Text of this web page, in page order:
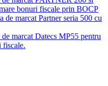
bonuri fiscale prin BOCP
de marcat Partner seria 500 cu
marcat Datecs MP55 pentru
fiscale.